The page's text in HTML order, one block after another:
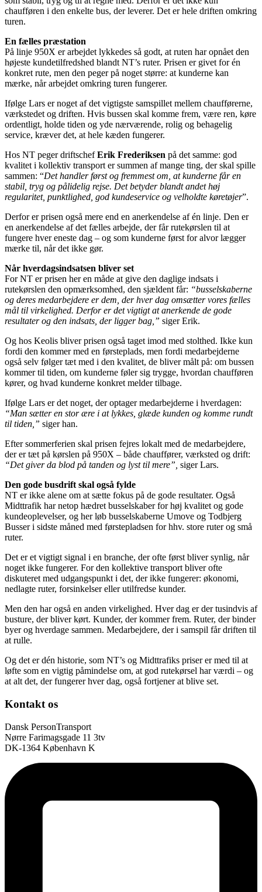
chaufføren i den enkelte bus, der leverer. Det er hele driften omkring
turen.
En fælles præstation
På linje 950X er arbejdet lykkedes så godt, at ruten har opnået den
højeste kundetilfredshed blandt NT’s ruter. Prisen er givet for én
konkret rute, men den peger på noget større: at kunderne kan
mærke, når arbejdet omkring turen fungerer.
Ifølge Lars er noget af det vigtigste samspillet mellem chaufførerne,
værkstedet og driften. Hvis bussen skal komme frem, være ren, køre
ordentligt, holde tiden og yde nærværende, rolig og behagelig
service, kræver det, at hele kæden fungerer.
Hos NT peger driftschefErik Frederiksen på det samme: god
kvalitet i kollektiv transport er summen af mange ting, der skal spille
sammen: “Det handler først og fremmest om, at kunderne får en
stabil, tryg og pålidelig rejse. Det betyder blandt andet høj
regularitet, punktlighed, god kundeservice og velholdte køretøjer”.
Derfor er prisen også mere end en anerkendelse af én linje. Den er
en anerkendelse af det fælles arbejde, der får rutekørslen til at
fungere hver eneste dag – og som kunderne først for alvor lægger
mærke til, når det ikke gør.
Når hverdagsindsatsen bliver set
For NT er prisen her en måde at give den daglige indsats i
rutekørslen den opmærksomhed, den sjældent får: “busselskaberne
og deres medarbejdere er dem, der hver dag omsætter vores fælles
mål til virkelighed. Derfor er det vigtigt at anerkende de gode
resultater og den indsats, der ligger bag,” siger Erik.
Og hos Keolis bliver prisen også taget imod med stolthed. Ikke kun
fordi den kommer med en førsteplads, men fordi medarbejderne
også selv følger tæt med i den kvalitet, de bliver målt på: om bussen
kommer til tiden, om kunderne føler sig trygge, hvordan chaufføren
kører, og hvad kunderne konkret melder tilbage.
Ifølge Lars er det noget, der optager medarbejderne i hverdagen:
“Man sætter en stor ære i at lykkes, glæde kunden og komme rundt
til tiden,” siger han.
Efter sommerferien skal prisen fejres lokalt med de medarbejdere,
der er tæt på kørslen på 950X – både chauffører, værksted og drift:
“Det giver da blod på tanden og lyst til mere”, siger Lars.
Den gode busdrift skal også fylde
NT er ikke alene om at sætte fokus på de gode resultater. Også
Midttrafik har netop hædret busselskaber for høj kvalitet og gode
kundeoplevelser, og her løb busselskaberne Umove og Todbjerg
Busser i sidste måned med førstepladsen for hhv. store ruter og små
ruter.
Det er et vigtigt signal i en branche, der ofte først bliver synlig, når
noget ikke fungerer. For den kollektive transport bliver ofte
diskuteret med udgangspunkt i det, der ikke fungerer: økonomi,
nedlagte ruter, forsinkelser eller utilfredse kunder.
Men den har også en anden virkelighed. Hver dag er der tusindvis af
busture, der bliver kørt. Kunder, der kommer frem. Ruter, der binder
byer og hverdage sammen. Medarbejdere, der i samspil får driften til
at rulle.
Og det er dén historie, som NT’s og Midttrafiks priser er med til at
løfte som en vigtig påmindelse om, at god rutekørsel har værdi – og
at alt det, der fungerer hver dag, også fortjener at blive set.
Kontakt os
Dansk PersonTransport
Nørre Farimagsgade 11 3tv
DK-1364 København K